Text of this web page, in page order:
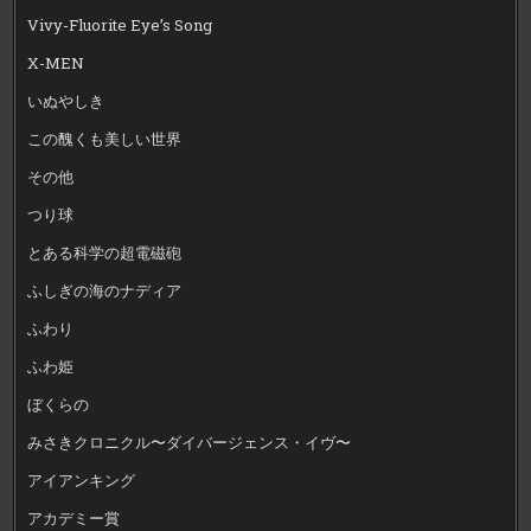
Vivy-Fluorite Eye’s Song
X-MEN
いぬやしき
この醜くも美しい世界
その他
つり球
とある科学の超電磁砲
ふしぎの海のナディア
ふわり
ふわ姫
ぼくらの
みさきクロニクル〜ダイバージェンス・イヴ〜
アイアンキング
アカデミー賞